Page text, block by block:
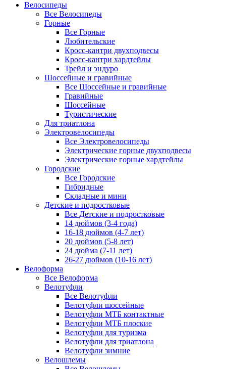
Велосипеды
Все Велосипеды
Горные
Все Горные
Любительские
Кросс-кантри двухподвесы
Кросс-кантри хардтейлы
Трейл и эндуро
Шоссейные и гравийные
Все Шоссейные и гравийные
Гравийные
Шоссейные
Туристические
Для триатлона
Электровелосипеды
Все Электровелосипеды
Электрические горные двухподвесы
Электрические горные хардтейлы
Городские
Все Городские
Гибридные
Складные и мини
Детские и подростковые
Все Детские и подростковые
14 дюймов (3-4 года)
16-18 дюймов (4-7 лет)
20 дюймов (5-8 лет)
24 дюйма (7-11 лет)
26-27 дюймов (10-16 лет)
Велоформа
Все Велоформа
Велотуфли
Все Велотуфли
Велотуфли шоссейные
Велотуфли МТБ контактные
Велотуфли МТБ плоские
Велотуфли для туризма
Велотуфли для триатлона
Велотуфли зимние
Велошлемы